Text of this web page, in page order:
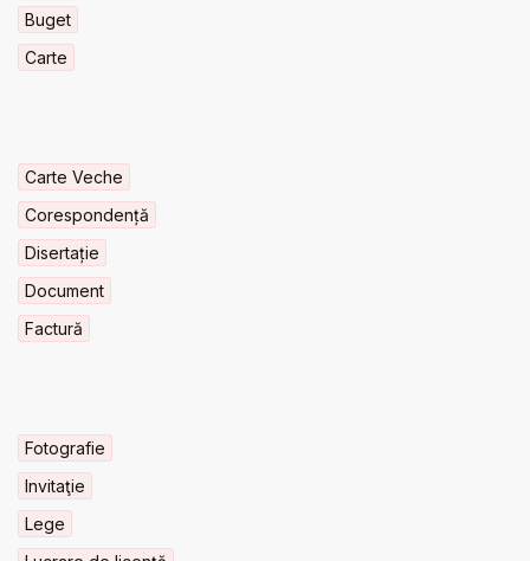
Buget
Carte
Carte Veche
Corespondență
Disertație
Document
Factură
Fotografie
Invitaţie
Lege